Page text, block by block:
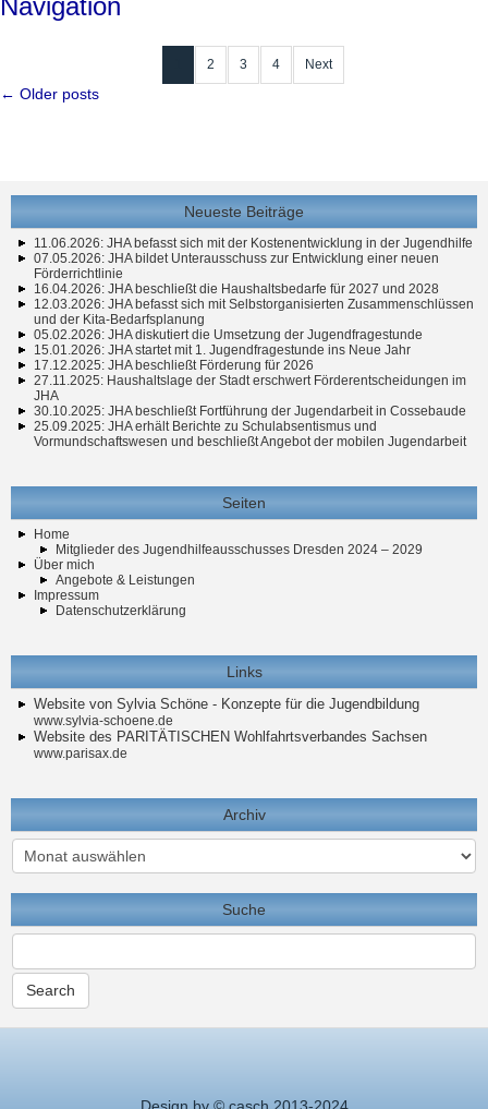
Navigation
2 3 4 Next
← Older posts
Neueste Beiträge
11.06.2026: JHA befasst sich mit der Kostenentwicklung in der Jugendhilfe
07.05.2026: JHA bildet Unterausschuss zur Entwicklung einer neuen
Förderrichtlinie
16.04.2026: JHA beschließt die Haushaltsbedarfe für 2027 und 2028
12.03.2026: JHA befasst sich mit Selbstorganisierten Zusammenschlüssen
und der Kita-Bedarfsplanung
05.02.2026: JHA diskutiert die Umsetzung der Jugendfragestunde
15.01.2026: JHA startet mit 1. Jugendfragestunde ins Neue Jahr
17.12.2025: JHA beschließt Förderung für 2026
27.11.2025: Haushaltslage der Stadt erschwert Förderentscheidungen im
JHA
30.10.2025: JHA beschließt Fortführung der Jugendarbeit in Cossebaude
25.09.2025: JHA erhält Berichte zu Schulabsentismus und
Vormundschaftswesen und beschließt Angebot der mobilen Jugendarbeit
Seiten
Home
Mitglieder des Jugendhilfeausschusses Dresden 2024 – 2029
Über mich
Angebote & Leistungen
Impressum
Datenschutzerklärung
Links
Website von Sylvia Schöne - Konzepte für die Jugendbildung
www.sylvia-schoene.de
Website des PARITÄTISCHEN Wohlfahrtsverbandes Sachsen
www.parisax.de
Archiv
Archiv
Suche
Design by © casch 2013-2024